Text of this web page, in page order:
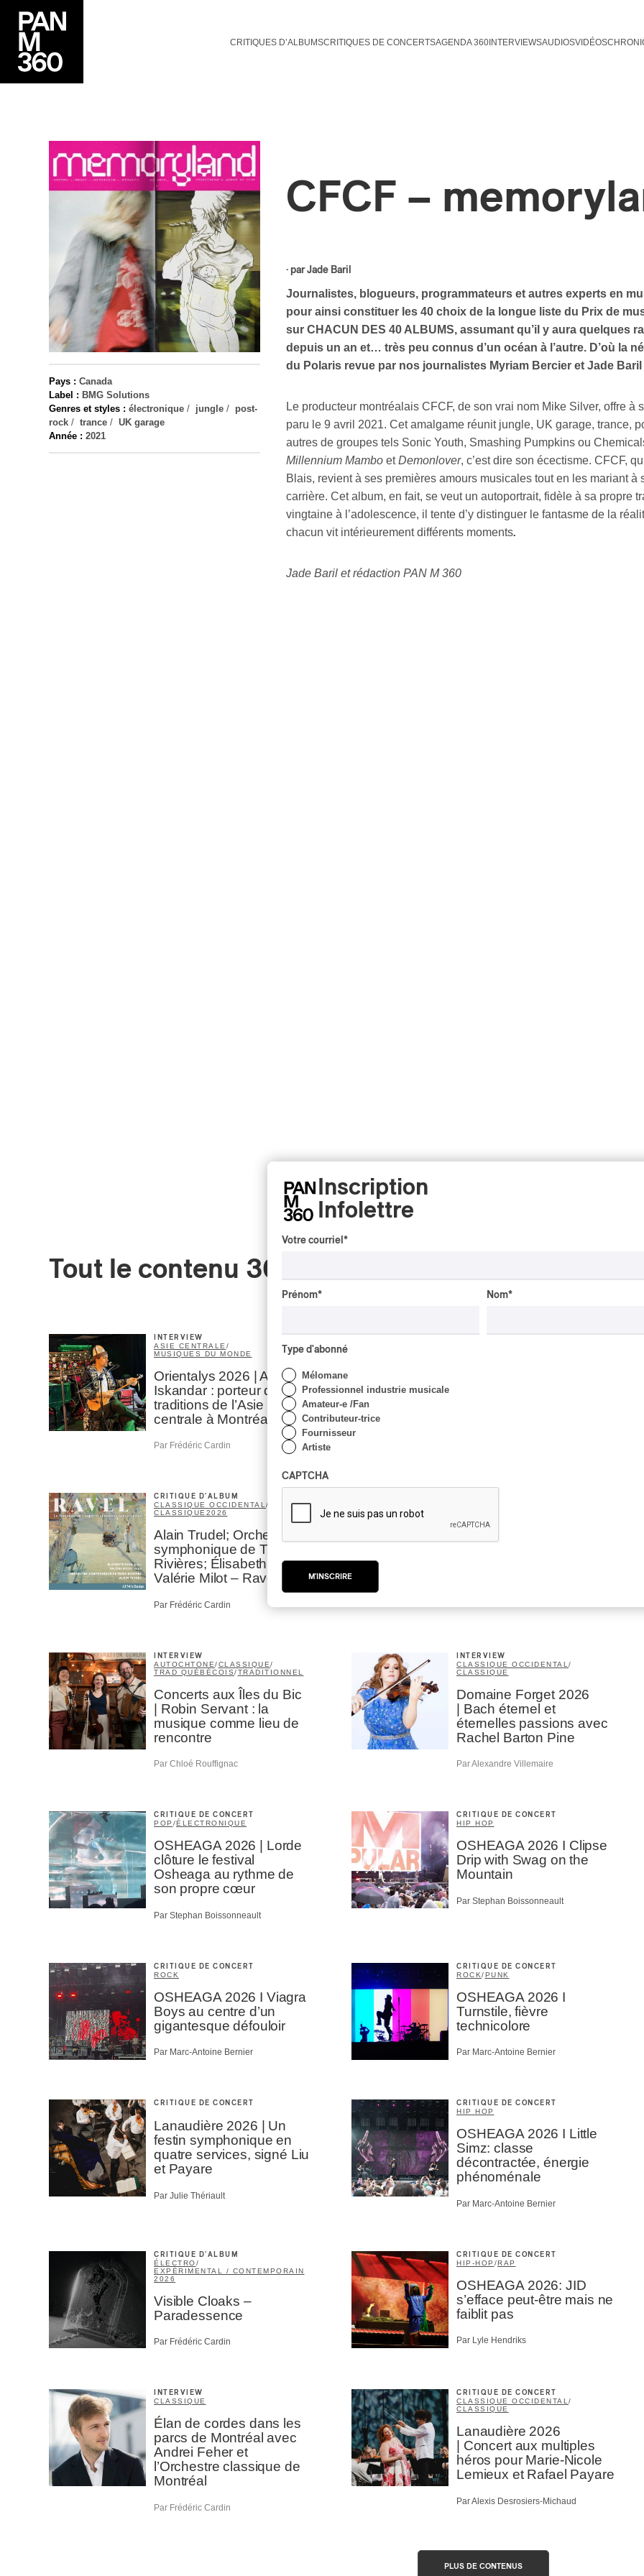
CRITIQUES D’ALBUMSCRITIQUES DE CONCERTSAGENDA 360INTERVIEWSAUDIOSVIDÉOS
Pays : Canada
Label : BMG Solutions
Genres et styles : électronique / jungle / post-
rock / trance / UK garage
Année : 2021
CFCF –
· parJade Baril
Journalistes, blogueurs, programmateurs et autres experts en
pour ainsi constituer les 40 choix de la longue liste du Prix de
sur CHACUN DES 40 ALBUMS, assumant qu’il y aura quelques
depuis un an et… très peu connus d’un océan à l’autre. D’où la
du Polaris revue par nos journalistes Myriam Bercier et Jade
Le producteur montréalais CFCF, de son vrai nom Mike Silver, offre à
paru le 9 avril 2021. Cet amalgame réunit jungle, UK garage, trance,
autres de groupes tels Sonic Youth, Smashing Pumpkins ou
Millennium Mambo etDemonlover, c’est dire son écectisme. CFCF,
Blais, revient à ses premières amours musicales tout en les mariant
carrière. Cet album, en fait, se veut un autoportrait, fidèle à sa propre
vingtaine à l’adolescence, il tente d’y distinguer le fantasme de la
chacun vit intérieurement différents moments.
Jade Baril et rédaction PAN M 360
Tout le contenu 360
INTERVIEW
ASIE CENTRALE /
MUSIQUES DU MONDE
Orientalys 2026 | Alex
Iskandar : porteur de
traditions de l’Asie
centrale à Montréal
Par Frédéric Cardin
CRITIQUE D'ALBUM
CLASSIQUE OCCIDENTAL/
CLASSIQUE2026
Alain Trudel; Orchestre
symphonique de Trois-
Rivières; Élisabeth Pion;
Valérie Milot – Ravel
Par Frédéric Cardin
Domaine Forget 2026
| Marc Hervieux chante
INTERVIEW
AUTOCHTONE/CLASSIQUE/
TRAD QUÉBÉCOIS/TRADITIONNEL
Concerts aux Îles du Bic
| Robin Servant : la
musique comme lieu de
rencontre
Par Chloé Rouffignac
INTERVIEW
CLASSIQUE OCCIDENTAL /
CLASSIQUE
Domaine Forget 2026
| Bach éternel et
éternelles passions avec
Rachel Barton Pine
Par Alexandre Villemaire
CRITIQUE DE CONCERT
POP /ÉLECTRONIQUE
OSHEAGA 2026 | Lorde
clôture le festival
Osheaga au rythme de
son propre cœur
Par Stephan Boissonneault
CRITIQUE DE CONCERT
HIP HOP
OSHEAGA 2026 I Clipse
Drip with Swag on the
Mountain
Par Stephan Boissonneault
CRITIQUE DE CONCERT
ROCK
OSHEAGA 2026 I Viagra
Boys au centre d’un
gigantesque défouloir
Par Marc-Antoine Bernier
CRITIQUE DE CONCERT
ROCK/PUNK
OSHEAGA 2026 I
Turnstile, fièvre
technicolore
Par Marc-Antoine Bernier
CRITIQUE DE CONCERT
Lanaudière 2026 | Un
festin symphonique en
quatre services, signé Liu
et Payare
Par Julie Thériault
CRITIQUE DE CONCERT
HIP HOP
OSHEAGA 2026 I Little
Simz: classe
décontractée, énergie
phénoménale
Par Marc-Antoine Bernier
CRITIQUE D'ALBUM
ÉLECTRO/
EXPÉRIMENTAL / CONTEMPORAIN
2026
Visible Cloaks –
Paradessence
Par Frédéric Cardin
CRITIQUE DE CONCERT
HIP-HOP /RAP
OSHEAGA 2026: JID
s’efface peut-être mais ne
faiblit pas
Par Lyle Hendriks
INTERVIEW
CLASSIQUE
Élan de cordes dans les
parcs de Montréal avec
Andrei Feher et
l’Orchestre classique de
Montréal
Par Frédéric Cardin
CRITIQUE DE CONCERT
CLASSIQUE OCCIDENTAL /
CLASSIQUE
Lanaudière 2026
| Concert aux multiples
héros pour Marie-Nicole
Lemieux et Rafael Payare
Par Alexis Desrosiers-Michaud
PLUS DE CONTENUS
Inscription
Infolettre
Votre courriel *
Prénom* Nom*
Type d'abonné
Mélomane
Professionnel industrie musicale
Amateur-e /Fan
Contributeur-trice
Fournisseur
Artiste
CAPTCHA
M'INSCRIRE